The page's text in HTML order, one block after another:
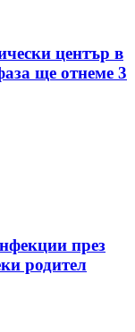
център в
ще отнеме 3
през
родител